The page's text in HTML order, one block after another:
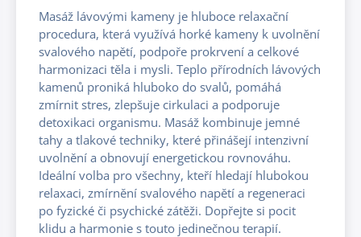
Masáž lávovými kameny je hluboce relaxační
procedura, která využívá horké kameny k uvolnění
svalového napětí, podpoře prokrvení a celkové
harmonizaci těla i mysli. Teplo přírodních lávových
kamenů proniká hluboko do svalů, pomáhá
zmírnit stres, zlepšuje cirkulaci a podporuje
detoxikaci organismu. Masáž kombinuje jemné
tahy a tlakové techniky, které přinášejí intenzivní
uvolnění a obnovují energetickou rovnováhu.
Ideální volba pro všechny, kteří hledají hlubokou
relaxaci, zmírnění svalového napětí a regeneraci
po fyzické či psychické zátěži. Dopřejte si pocit
klidu a harmonie s touto jedinečnou terapií.